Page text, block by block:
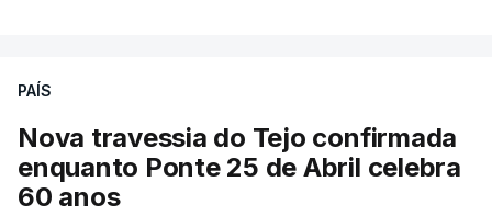
PAÍS
Nova travessia do Tejo confirmada
enquanto Ponte 25 de Abril celebra
60 anos